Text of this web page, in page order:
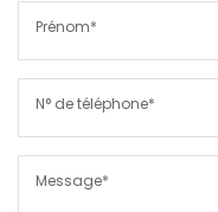
Prénom*
N° de téléphone*
Message*